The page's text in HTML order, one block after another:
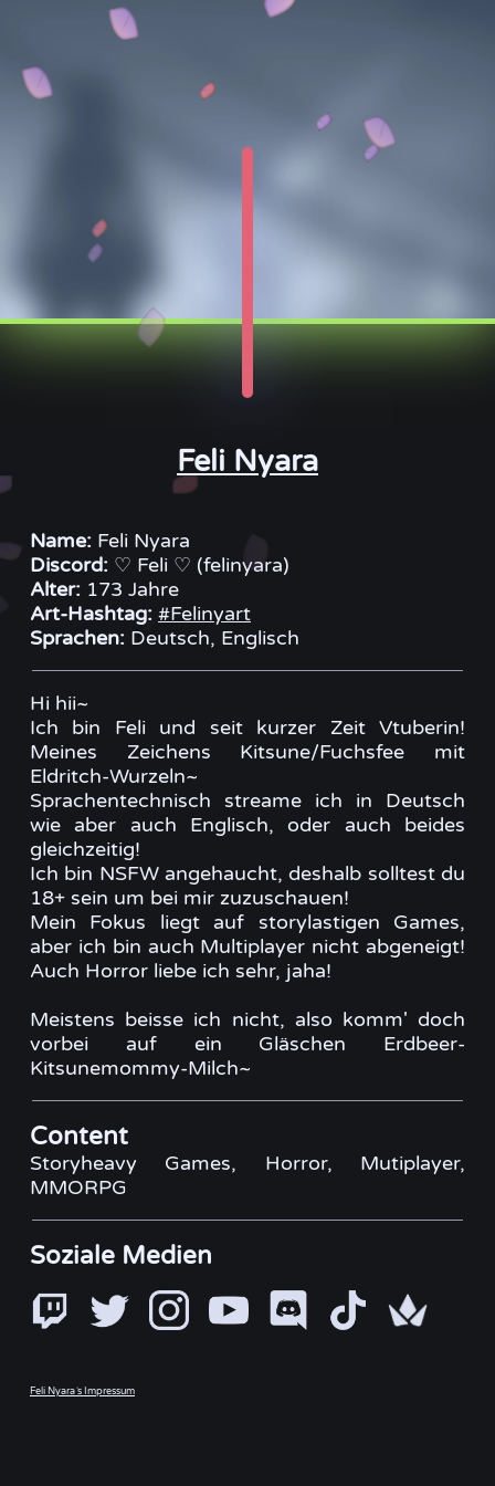
Feli Nyara
Name: Feli Nyara
Discord: ♡ Feli ♡ (felinyara)
Alter: 173 Jahre
Art-Hashtag: #Felinyart
Sprachen: Deutsch, Englisch
Hi hii~
Ich bin Feli und seit kurzer Zeit Vtuberin!
Meines Zeichens Kitsune/Fuchsfee mit
Eldritch-Wurzeln~
Sprachentechnisch streame ich in Deutsch
wie aber auch Englisch, oder auch beides
gleichzeitig!
Ich bin NSFW angehaucht, deshalb solltest du
18+ sein um bei mir zuzuschauen!
Mein Fokus liegt auf storylastigen Games,
aber ich bin auch Multiplayer nicht abgeneigt!
Auch Horror liebe ich sehr, jaha!
Meistens beisse ich nicht, also komm' doch
vorbei auf ein Gläschen Erdbeer-
Kitsunemommy-Milch~
Content
Storyheavy Games, Horror, Mutiplayer,
MMORPG
Soziale Medien
Feli Nyara´s Impressum